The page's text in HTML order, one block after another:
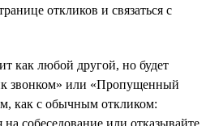
откликов и связаться с
как любой другой, но будет
звонком» или «Пропущенный
как с обычным откликом:
на собеседование или отказывайте.